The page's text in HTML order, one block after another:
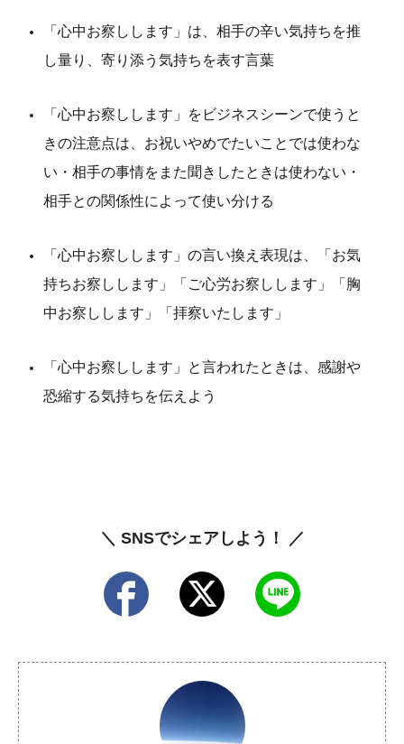
「心中お察しします」は、相手の辛い気持ちを推
し量り、寄り添う気持ちを表す言葉
「心中お察しします」をビジネスシーンで使うと
きの注意点は、お祝いやめでたいことでは使わな
い・相手の事情をまた聞きしたときは使わない・
相手との関係性によって使い分ける
「心中お察しします」の言い換え表現は、「お気
持ちお察しします」「ご心労お察しします」「胸
中お察しします」「拝察いたします」
「心中お察しします」と言われたときは、感謝や
恐縮する気持ちを伝えよう
＼ SNSでシェアしよう！ ／